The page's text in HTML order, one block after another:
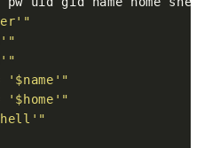
'"
'"
'"
' $name '"
' $home '"
'"